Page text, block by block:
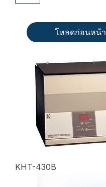
โหลดก่อนหน้า
KHT-430B